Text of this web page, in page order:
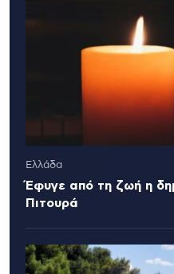
Ελλάδα
Έφυγε από τη ζωή η
Πιτουρά